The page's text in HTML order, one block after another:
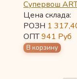
Супервош
Цена склада:
РОЗН 1
ОПТ941 Руб